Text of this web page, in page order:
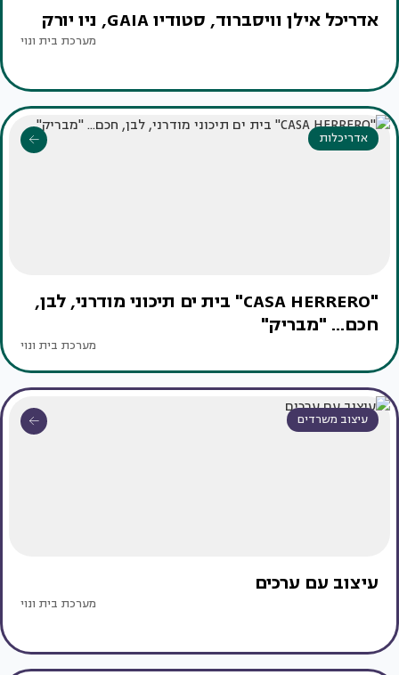
אדריכל אילן וויסברוד, סטודיו GAIA, ניו יורק
מערכת בית ונוי
אדריכלות
"CASA HERRERO" בית ים תיכוני מודרני, לבן,
חכם... "מבריק"
מערכת בית ונוי
עיצוב משרדים
עיצוב עם ערכים
מערכת בית ונוי